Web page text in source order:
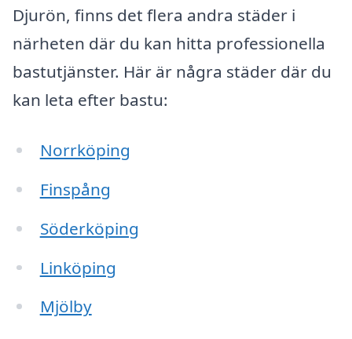
Djurön, finns det flera andra städer i
närheten där du kan hitta professionella
bastutjänster. Här är några städer där du
kan leta efter bastu:
Norrköping
Finspång
Söderköping
Linköping
Mjölby